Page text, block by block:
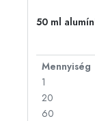
50 ml
Mennyiség
1
20
60